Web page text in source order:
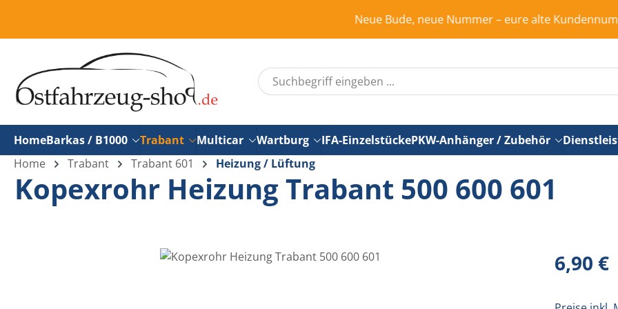
Neue Bude, neue Nummer – eure alte Kundennummer
HomeBarkas / B1000 Trabant Multicar Wartburg IFA-EinzelstückePKW-Anhänger / Zubehör
Home
Trabant Trabant 601 Heizung / Lüftung
Kopexrohr Heizung Trabant 500 600 601
Regulärer
6,90 €